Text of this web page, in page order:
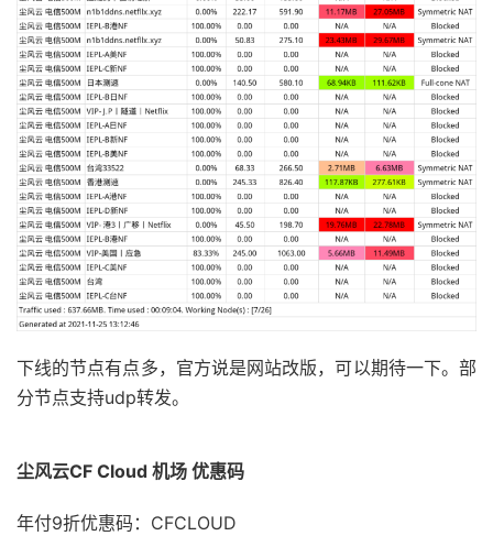
下线的节点有点多，官方说是网站改版，可以期待一下。部
分节点支持udp转发。
尘风云CF Cloud 机场 优惠码
年付9折优惠码：CFCLOUD